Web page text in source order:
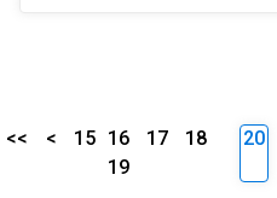
<< < 15 16 17
18
19
20